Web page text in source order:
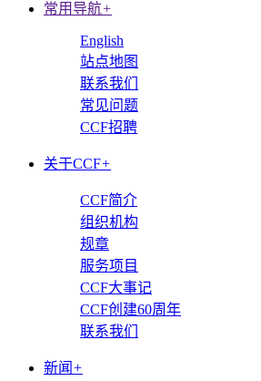
常用导航+
English
站点地图
联系我们
常见问题
CCF招聘
关于CCF+
CCF简介
组织机构
规章
服务项目
CCF大事记
CCF创建60周年
联系我们
新闻 +